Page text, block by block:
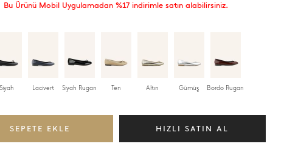
Bu Ürünü Mobil Uygulamadan %17 indirimle satın alabilirsiniz.
Siyah Lacivert Siyah Rugan Ten Altın Gümüş Bordo Rugan